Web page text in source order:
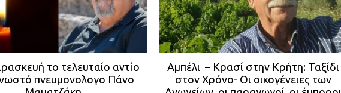
το τελευταίο αντίο
πνευμονολογο Πάνο
Αμπέλι – Κρασί στην Κρήτη: Ταξίδι
στον Χρόνο- Οι οικογένειες των